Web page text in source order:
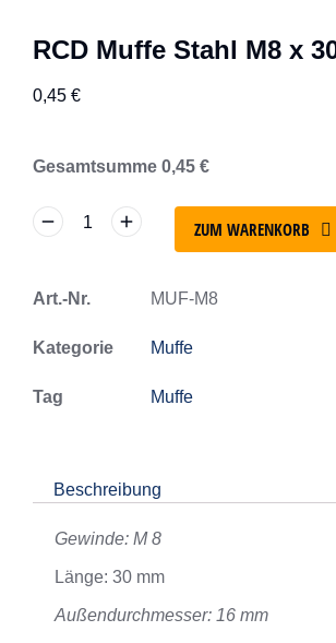
RCD Muffe Stahl M8 x
0,45 €
Gesamtsumme 0,45 €
ZUM WARENKORB
Art.-Nr. MUF-M8
Kategorie Muffe
Tag Muffe
Beschreibung
Gewinde: M 8
Länge: 30 mm
Außendurchmesser: 16 mm